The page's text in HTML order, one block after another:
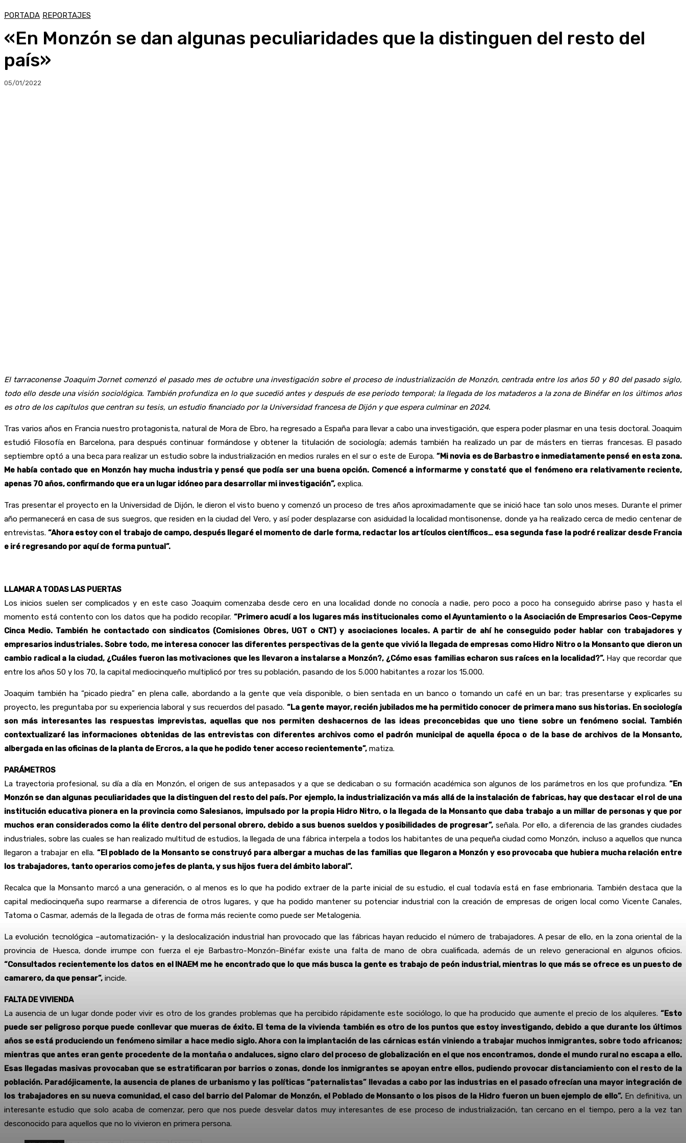
PORTADA REPORTAJES
«En Monzón se dan algunas peculiaridades que la distinguen del resto del
país»
05/01/2022
El tarraconense Joaquim Jornet comenzó el pasado mes de octubre una investigación sobre el proceso de industrialización de Monzón, centrada entre los años 50 y 80 del pasado siglo,
todo ello desde una visión sociológica. También profundiza en lo que sucedió antes y después de ese periodo temporal; la llegada de los mataderos a la zona de Binéfar en los últimos años
es otro de los capítulos que centran su tesis, un estudio financiado por la Universidad francesa de Dijón y que espera culminar en 2024.
Tras varios años en Francia nuestro protagonista, natural de Mora de Ebro, ha regresado a España para llevar a cabo una investigación, que espera poder plasmar en una tesis doctoral. Joaquim
estudió Filosofía en Barcelona, para después continuar formándose y obtener la titulación de sociología; además también ha realizado un par de másters en tierras francesas. El pasado
septiembre optó a una beca para realizar un estudio sobre la industrialización en medios rurales en el sur o este de Europa.“Mi novia es de Barbastro e inmediatamente pensé en esta zona.
Me había contado que en Monzón hay mucha industria y pensé que podía ser una buena opción. Comencé a informarme y constaté que el fenómeno era relativamente reciente,
apenas 70 años, confirmando que era un lugar idóneo para desarrollar mi investigación”, explica.
Tras presentar el proyecto en la Universidad de Dijón, le dieron el visto bueno y comenzó un proceso de tres años aproximadamente que se inició hace tan solo unos meses. Durante el primer
año permanecerá en casa de sus suegros, que residen en la ciudad del Vero, y así poder desplazarse con asiduidad la localidad montisonense, donde ya ha realizado cerca de medio centenar de
entrevistas.“Ahora estoy con el trabajo de campo, después llegaré el momento de darle forma, redactar los artículos científicos… esa segunda fase la podré realizar desde Francia
e iré regresando por aquí de forma puntual”.
LLAMAR A TODAS LAS PUERTAS
Los inicios suelen ser complicados y en este caso Joaquim comenzaba desde cero en una localidad donde no conocía a nadie, pero poco a poco ha conseguido abrirse paso y hasta el
momento está contento con los datos que ha podido recopilar. “Primero acudí a los lugares más institucionales como el Ayuntamiento o la Asociación de Empresarios Ceos-Cepyme
Cinca Medio. También he contactado con sindicatos (Comisiones Obres, UGT o CNT) y asociaciones locales. A partir de ahí he conseguido poder hablar con trabajadores y
empresarios industriales. Sobre todo, me interesa conocer las diferentes perspectivas de la gente que vivió la llegada de empresas como Hidro Nitro o la Monsanto que dieron un
cambio radical a la ciudad, ¿Cuáles fueron las motivaciones que les llevaron a instalarse a Monzón?, ¿Cómo esas familias echaron sus raíces en la localidad?”.Hay que recordar que
entre los años 50 y los 70, la capital mediocinqueño multiplicó por tres su población, pasando de los 5.000 habitantes a rozar los 15.000.
Joaquim también ha “picado piedra” en plena calle, abordando a la gente que veía disponible, o bien sentada en un banco o tomando un café en un bar; tras presentarse y explicarles su
proyecto, les preguntaba por su experiencia laboral y sus recuerdos del pasado. “La gente mayor, recién jubilados me ha permitido conocer de primera mano sus historias. En sociología
son más interesantes las respuestas imprevistas, aquellas que nos permiten deshacernos de las ideas preconcebidas que uno tiene sobre un fenómeno social. También
contextualizaré las informaciones obtenidas de las entrevistas con diferentes archivos como el padrón municipal de aquella época o de la base de archivos de la Monsanto,
albergada en las oficinas de la planta de Ercros, a la que he podido tener acceso recientemente”, matiza.
PARÁMETROS
La trayectoria profesional, su día a día en Monzón, el origen de sus antepasados y a que se dedicaban o su formación académica son algunos de los parámetros en los que profundiza. “En
Monzón se dan algunas peculiaridades que la distinguen del resto del país. Por ejemplo, la industrialización va más allá de la instalación de fabricas, hay que destacar el rol de una
institución educativa pionera en la provincia como Salesianos, impulsado por la propia Hidro Nitro, o la llegada de la Monsanto que daba trabajo a un millar de personas y que por
muchos eran considerados como la élite dentro del personal obrero, debido a sus buenos sueldos y posibilidades de progresar”, señala. Por ello, a diferencia de las grandes ciudades
industriales, sobre las cuales se han realizado multitud de estudios, la llegada de una fábrica interpela a todos los habitantes de una pequeña ciudad como Monzón, incluso a aquellos que nunca
llegaron a trabajar en ella. “El poblado de la Monsanto se construyó para albergar a muchas de las familias que llegaron a Monzón y eso provocaba que hubiera mucha relación entre
los trabajadores, tanto operarios como jefes de planta, y sus hijos fuera del ámbito laboral”.
Recalca que la Monsanto marcó a una generación, o al menos es lo que ha podido extraer de la parte inicial de su estudio, el cual todavía está en fase embrionaria. También destaca que la
capital mediocinqueña supo rearmarse a diferencia de otros lugares, y que ha podido mantener su potenciar industrial con la creación de empresas de origen local como Vicente Canales,
Tatoma o Casmar, además de la llegada de otras de forma más reciente como puede ser Metalogenia.
La evolución tecnológica –automatización- y la deslocalización industrial han provocado que las fábricas hayan reducido el número de trabajadores. A pesar de ello, en la zona oriental de la
provincia de Huesca, donde irrumpe con fuerza el eje Barbastro-Monzón-Binéfar existe una falta de mano de obra cualificada, además de un relevo generacional en algunos oficios.
“Consultados recientemente los datos en el INAEM me he encontrado que lo que más busca la gente es trabajo de peón industrial, mientras lo que más se ofrece es un puesto de
camarero, da que pensar”, incide.
FALTA DE VIVIENDA
La ausencia de un lugar donde poder vivir es otro de los grandes problemas que ha percibido rápidamente este sociólogo, lo que ha producido que aumente el precio de los alquileres. “Esto
puede ser peligroso porque puede conllevar que mueras de éxito. El tema de la vivienda también es otro de los puntos que estoy investigando, debido a que durante los últimos
años se está produciendo un fenómeno similar a hace medio siglo. Ahora con la implantación de las cárnicas están viniendo a trabajar muchos inmigrantes, sobre todo africanos;
mientras que antes eran gente procedente de la montaña o andaluces, signo claro del proceso de globalización en el que nos encontramos, donde el mundo rural no escapa a ello.
Esas llegadas masivas provocaban que se estratificaran por barrios o zonas, donde los inmigrantes se apoyan entre ellos, pudiendo provocar distanciamiento con el resto de la
población. Paradójicamente, la ausencia de planes de urbanismo y las políticas “paternalistas” llevadas a cabo por las industrias en el pasado ofrecían una mayor integración de
los trabajadores en su nueva comunidad, el caso del barrio del Palomar de Monzón, el Poblado de Monsanto o los pisos de la Hidro fueron un buen ejemplo de ello”. En definitiva, un
interesante estudio que solo acaba de comenzar, pero que nos puede desvelar datos muy interesantes de ese proceso de industrialización, tan cercano en el tiempo, pero a la vez tan
desconocido para aquellos que no lo vivieron en primera persona.